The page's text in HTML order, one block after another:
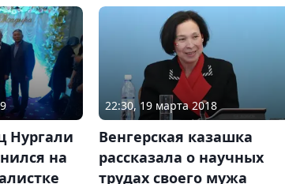
Нургали
на
22:30, 19 марта 2018
Венгерская казашка
рассказала о научных
трудах своего мужа